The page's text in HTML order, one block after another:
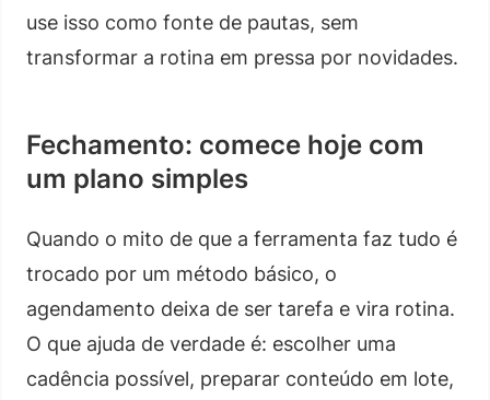
use isso como fonte de pautas, sem
transformar a rotina em pressa por novidades.
Fechamento: comece hoje com
um plano simples
Quando o mito de que a ferramenta faz tudo é
trocado por um método básico, o
agendamento deixa de ser tarefa e vira rotina.
O que ajuda de verdade é: escolher uma
cadência possível, preparar conteúdo em lote,